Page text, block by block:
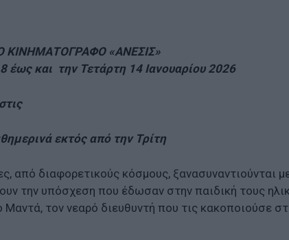
«ΑΝΕΣΙΣ»
έως και την Τετάρτη 14 Ιανουαρίου 2026
εκτός από την Τρίτη
από διαφορετικούς κόσμους, ξανασυναντιούνται
την υπόσχεση που έδωσαν στην παιδική τους
Μαντά, τον νεαρό διευθυντή που τις κακοποιούσε